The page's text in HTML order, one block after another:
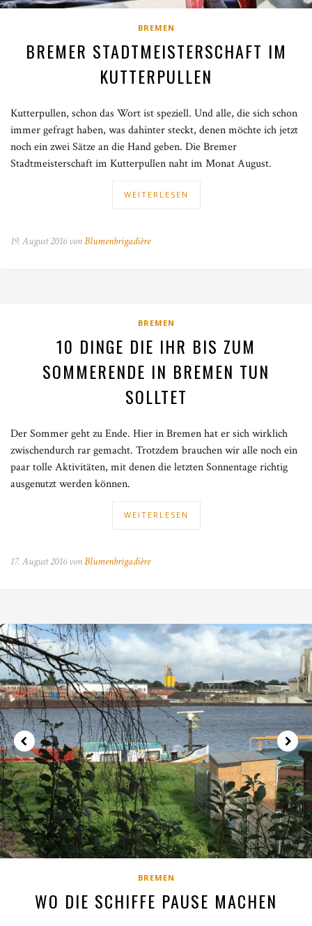
BREMEN
BREMER STADTMEISTERSCHAFT IM
KUTTERPULLEN
Kutterpullen, schon das Wort ist speziell. Und alle, die sich schon
immer gefragt haben, was dahinter steckt, denen möchte ich jetzt
noch ein zwei Sätze an die Hand geben. Die Bremer
Stadtmeisterschaft im Kutterpullen naht im Monat August.
WEITERLESEN
19. August 2016 vonBlumenbrigadière
BREMEN
10 DINGE DIE IHR BIS ZUM
SOMMERENDE IN BREMEN TUN
SOLLTET
Der Sommer geht zu Ende. Hier in Bremen hat er sich wirklich
zwischendurch rar gemacht. Trotzdem brauchen wir alle noch ein
paar tolle Aktivitäten, mit denen die letzten Sonnentage richtig
ausgenutzt werden können.
WEITERLESEN
17. August 2016 vonBlumenbrigadière
BREMEN
WO DIE SCHIFFE PAUSE MACHEN